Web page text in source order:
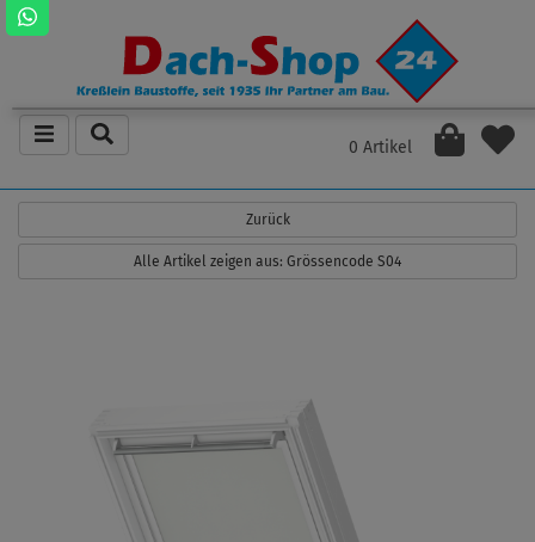
0 Artikel
Zurück
Alle Artikel zeigen aus: Grössencode S04